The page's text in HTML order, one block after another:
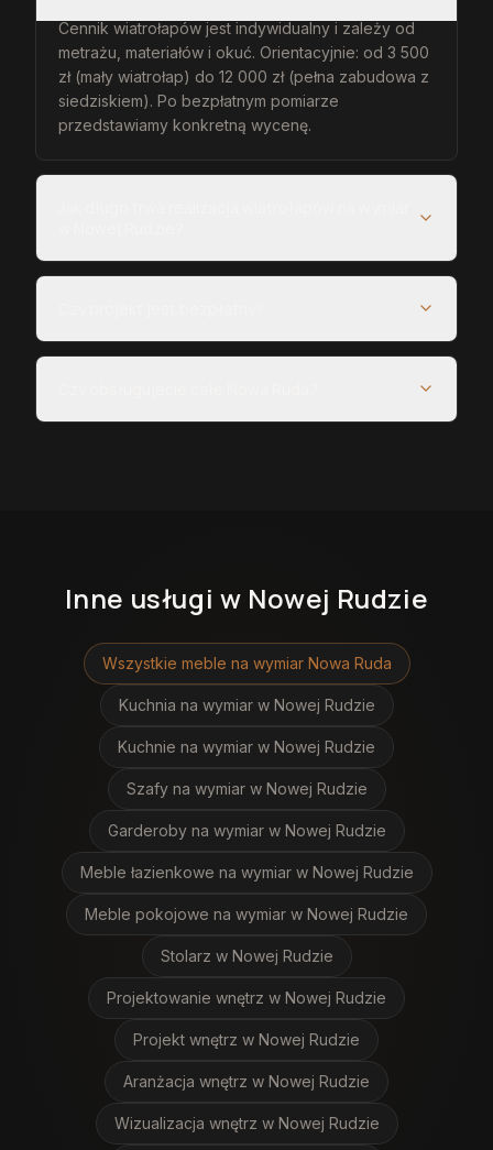
Cennik wiatrołapów jest indywidualny i zależy od
metrażu, materiałów i okuć. Orientacyjnie: od 3 500
zł (mały wiatrołap) do 12 000 zł (pełna zabudowa z
siedziskiem). Po bezpłatnym pomiarze
przedstawiamy konkretną wycenę.
Inne usługi w Nowej Rudzie
Wszystkie meble na wymiar Nowa Ruda
Kuchnia na wymiar w Nowej Rudzie
Kuchnie na wymiar w Nowej Rudzie
Szafy na wymiar w Nowej Rudzie
Garderoby na wymiar w Nowej Rudzie
Meble łazienkowe na wymiar w Nowej Rudzie
Meble pokojowe na wymiar w Nowej Rudzie
Stolarz w Nowej Rudzie
Projektowanie wnętrz w Nowej Rudzie
Projekt wnętrz w Nowej Rudzie
Aranżacja wnętrz w Nowej Rudzie
Wizualizacja wnętrz w Nowej Rudzie